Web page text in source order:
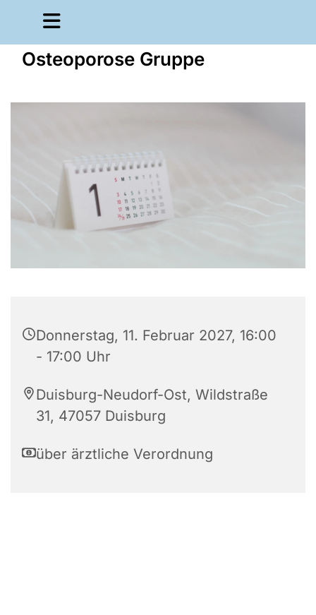
Osteoporose Gruppe
Donnerstag, 11. Februar 2027, 16:00
- 17:00 Uhr
Duisburg-Neudorf-Ost, Wildstraße
31, 47057 Duisburg
über ärztliche Verordnung